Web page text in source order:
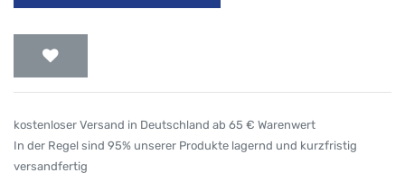
kostenloser Versand in Deutschland ab 65 € Warenwert
In der Regel sind 95% unserer Produkte lagernd und kurzfristig
versandfertig